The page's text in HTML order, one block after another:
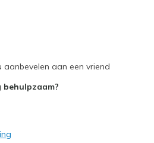
aanbevelen aan een vriend